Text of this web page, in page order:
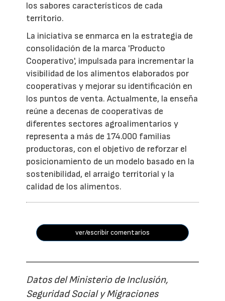
los sabores característicos de cada
territorio.
La iniciativa se enmarca en la estrategia de
consolidación de la marca 'Producto
Cooperativo', impulsada para incrementar la
visibilidad de los alimentos elaborados por
cooperativas y mejorar su identificación en
los puntos de venta. Actualmente, la enseña
reúne a decenas de cooperativas de
diferentes sectores agroalimentarios y
representa a más de 174.000 familias
productoras, con el objetivo de reforzar el
posicionamiento de un modelo basado en la
sostenibilidad, el arraigo territorial y la
calidad de los alimentos.
ver/escribir comentarios
Datos del Ministerio de Inclusión,
Seguridad Social y Migraciones